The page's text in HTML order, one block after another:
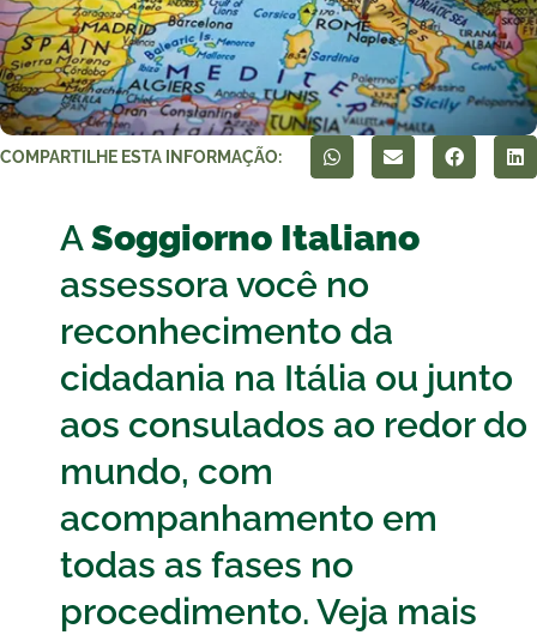
COMPARTILHE ESTA INFORMAÇÃO:
ASoggiorno Italiano
assessora você no
reconhecimento da
cidadania na Itália ou junto
aos consulados ao redor do
mundo, com
acompanhamento em
todas as fases no
procedimento. Veja mais